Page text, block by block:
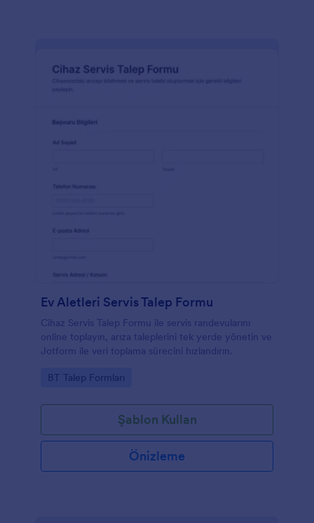
Ev Aletleri Servis Talep Formu
Cihaz Servis Talep Formu ile servis randevularını
online toplayın, arıza taleplerini tek yerde yönetin ve
Jotform ile veri toplama sürecini hızlandırın.
Go to Category:
BT Talep Formları
Şablon Kullan
Önizleme